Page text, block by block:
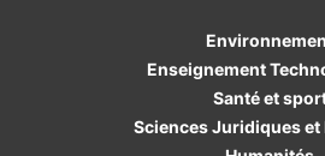
Enseignement
Santé et
Sciences Juridiques